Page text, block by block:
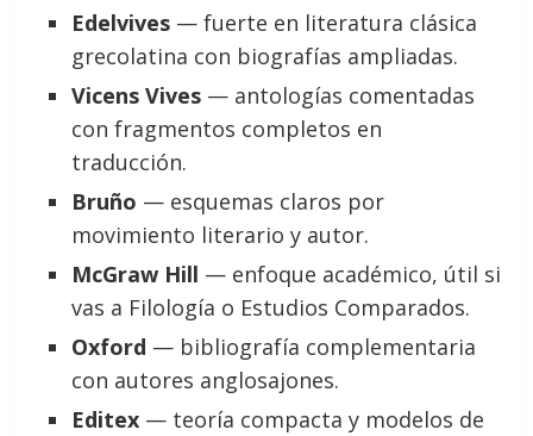
Edelvives — fuerte en literatura clásica
grecolatina con biografías ampliadas.
Vicens Vives — antologías comentadas
con fragmentos completos en
traducción.
Bruño — esquemas claros por
movimiento literario y autor.
McGraw Hill — enfoque académico, útil si
vas a Filología o Estudios Comparados.
Oxford — bibliografía complementaria
con autores anglosajones.
Editex — teoría compacta y modelos de